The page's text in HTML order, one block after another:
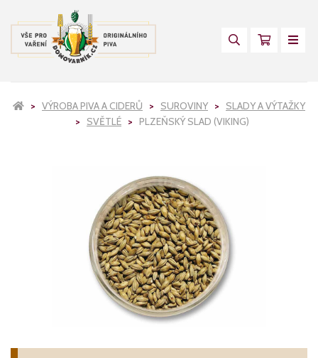
VÝROBA PIVA A CIDERŮ SUROVINY
SLADY A VÝTAŽKY
SVĚTLÉ
PLZEŇSKÝ SLAD (VIKING)